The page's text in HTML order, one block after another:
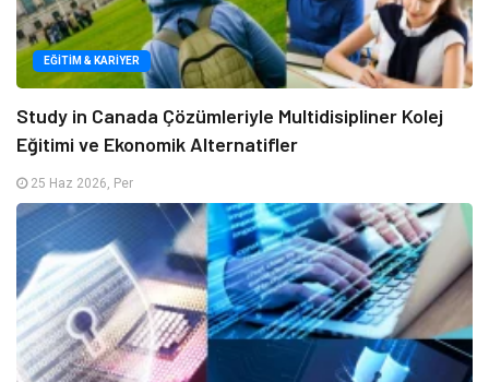
EĞITIM & KARIYER
Study in Canada Çözümleriyle Multidisipliner Kolej
Eğitimi ve Ekonomik Alternatifler
25 Haz 2026, Per